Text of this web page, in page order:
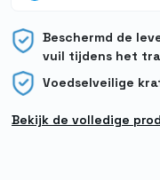
Beschermd de
vuil tijdens het
Voedselveilige
Bekijk de volledige